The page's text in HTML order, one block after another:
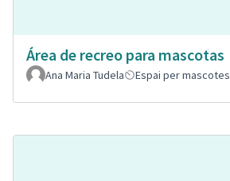
Área de recreo para mascotas
Ana Maria Tudela
Espai per mascotes